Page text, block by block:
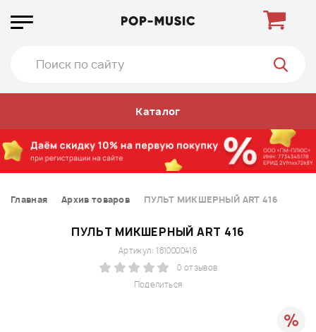
Каталог
Главная Архив товаров ПУЛЬТ МИКШЕРНЫЙ ART 416
ПУЛЬТ МИКШЕРНЫЙ ART 416
Поделиться
Артикул: 1810000416
0 отзывов